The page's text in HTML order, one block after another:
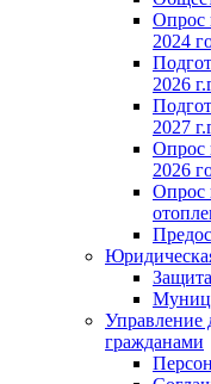
Опрос
2024
2026
2027
Опрос
2026
Опрос
Управление
гражданами